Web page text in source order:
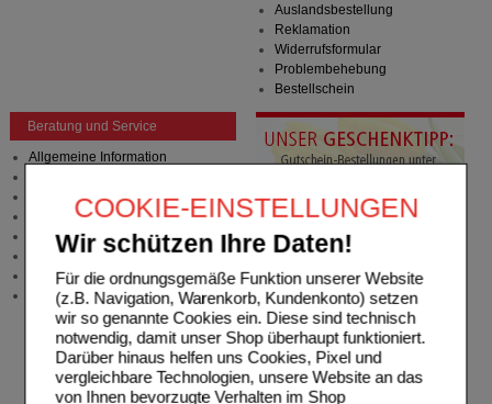
COOKIE-EINSTELLUNGEN
Wir schützen Ihre Daten!
Für die ordnungsgemäße Funktion unserer Website
(z.B. Navigation, Warenkorb, Kundenkonto) setzen
wir so genannte Cookies ein. Diese sind technisch
notwendig, damit unser Shop überhaupt funktioniert.
Darüber hinaus helfen uns Cookies, Pixel und
vergleichbare Technologien, unsere Website an das
von Ihnen bevorzugte Verhalten im Shop
Auslandsbestellung
Reklamation
Widerrufsformular
Problembehebung
Bestellschein
Beratung und Service
Allgemeine Information
Meldung Arzneimittelrisiken
Zuzahlungsfreie Arzneien
Angebote & Downloads
Newsletter
Neukundenprämie
Stellenangebote